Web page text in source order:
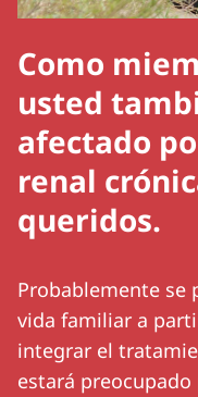
Como
usted
afectado
renal
queridos.
Probablemente se
vida familiar a
integrar el
estará